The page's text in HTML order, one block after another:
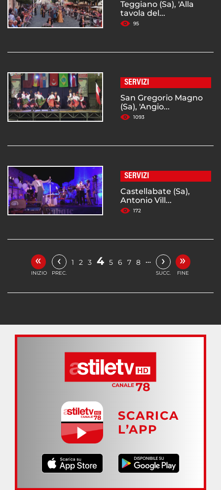
Teggiano (Sa), 'Alla
tavola del...
95
SERVIZI
San Gregorio Magno
(Sa), 'Angio...
1093
SERVIZI
Castellabate (Sa),
Antonio Vill...
172
«
INIZIO
‹
PREC.
1 2 3 4 5 6 7 8 … ›
SUCC.
»
FINE
SCARICA
L’APP